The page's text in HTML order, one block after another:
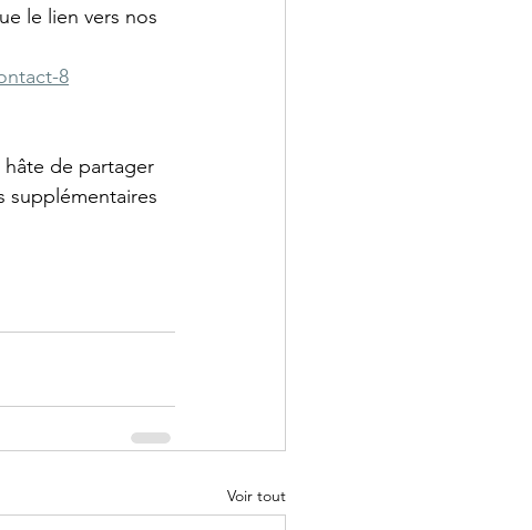
le lien vers nos
8
de partager
supplémentaires
Voir tout